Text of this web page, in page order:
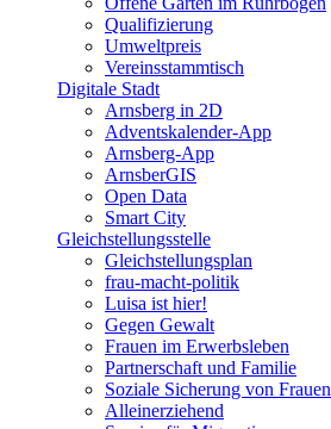
Qualifizierung
Umweltpreis
Vereinsstammtisch
Digitale Stadt
Arnsberg in 2D
Adventskalender-App
Arnsberg-App
ArnsberGIS
Open Data
Smart City
Gleichstellungsstelle
Gleichstellungsplan
frau-macht-politik
Luisa ist hier!
Gegen Gewalt
Frauen im Erwerbsleben
Partnerschaft und Familie
Soziale Sicherung von Frauen
Alleinerziehend